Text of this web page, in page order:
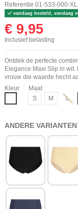
Referentie 01-533-000-XL
vandaag besteld, vandaag
€ 9,95
Inclusief belasting
Ontdek de perfecte
Elegance Maxi Slip in
vrouw die waarde hecht
Kleur
Maat
S
M L
ANDERE VARIANTEN